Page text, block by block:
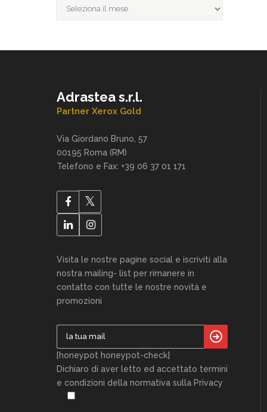
Archivio
Adrastea s.r.l.
Partner Xerox Gold
Via Giordano Bruno, 57
00195 Roma (RM)
Telefono e Fax: +39 06 37 01 171
Visita le nostre pagine social e iscriviti alla
nostra mailing- list per rimanere in
contatto con tutte le nostre novità e
promozioni
[honeypot honeypot-check]
Dichiaro di aver letto ed accettato termini
e condizioni della normativa sulla Privacy